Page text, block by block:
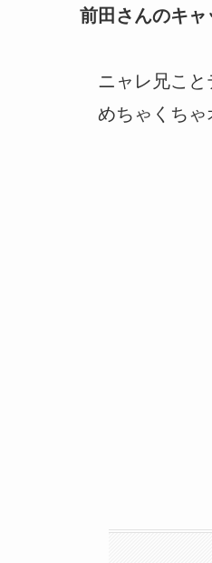
前田さんのキ
ニャレ兄こと
めちゃくちゃ